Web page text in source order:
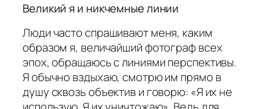
Великий я и никчемные линии
Люди часто спрашивают меня, каким
образом я, величайший фотограф всех
эпох, обращаюсь с линиями перспективы.
Я обычно вздыхаю, смотрю им прямо в
душу сквозь объектив и говорю: «Я их не